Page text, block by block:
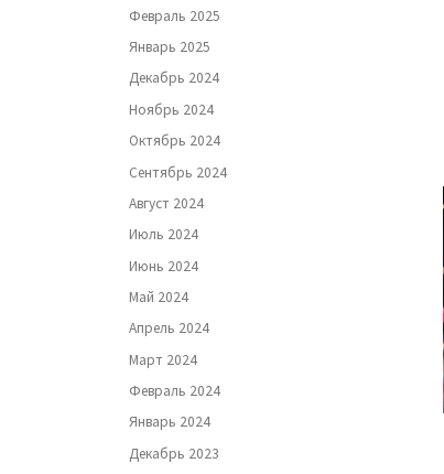
Февраль 2025
Январь 2025
Декабрь 2024
Ноябрь 2024
Октябрь 2024
Сентябрь 2024
Август 2024
Июль 2024
Июнь 2024
Май 2024
Апрель 2024
Март 2024
Февраль 2024
Январь 2024
Декабрь 2023